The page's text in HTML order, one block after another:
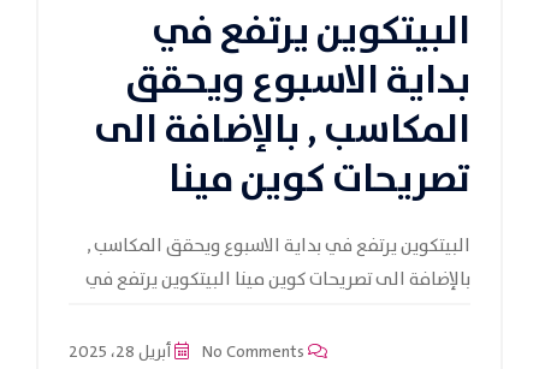
البيتكوين يرتفع في
بداية الاسبوع ويحقق
المكاسب , بالإضافة الى
تصريحات كوين مينا
البيتكوين يرتفع في بداية الاسبوع ويحقق المكاسب ,
بالإضافة الى تصريحات كوين مينا البيتكوين يرتفع في
أبريل 28، 2025